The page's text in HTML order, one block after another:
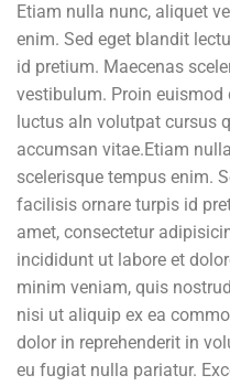
Etiam nulla nunc, aliquet
enim. Sed eget blandit
id pretium. Maecenas
vestibulum. Proin
luctus aIn volutpat cursus
accumsan vitae.Etiam
scelerisque tempus enim.
facilisis ornare turpis id
amet, consectetur
incididunt ut labore et
minim veniam, quis
nisi ut aliquip ex ea
dolor in reprehenderit in
eu fugiat nulla pariatur.